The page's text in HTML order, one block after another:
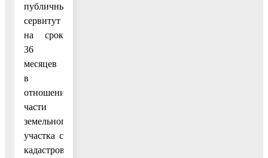
публичный
сервитут
на срок
36
месяцев
в
отношении
части
земельного
участка с
кадастровым